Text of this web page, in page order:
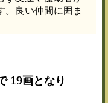
。良い仲間に囲ま
19画となり